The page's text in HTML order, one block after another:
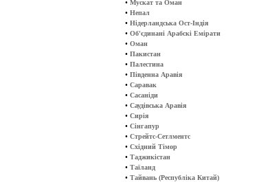
• Мускат та Оман
• Непал
• Нідерландська Ост-Індія
• Об'єдинані Арабскі Емірати
• Оман
• Пакистан
• Палестина
• Південна Аравія
• Саравак
• Сасаніди
• Саудівська Аравія
• Сирія
• Сінгапур
• Стрейтс-Сетлментс
• Східний Тімор
• Таджикістан
• Таїланд
• Тайвань (Республіка Китай)